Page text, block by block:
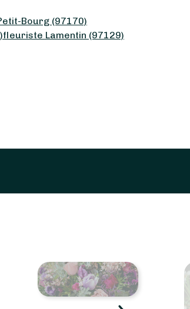
Bourg (97170)
fleuriste Lamentin (97129)